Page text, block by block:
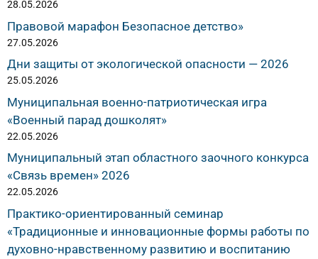
28.05.2026
Правовой марафон Безопасное детство»
27.05.2026
Дни защиты от экологической опасности — 2026
25.05.2026
Муниципальная военно-патриотическая игра
«Военный парад дошколят»
22.05.2026
Муниципальный этап областного заочного конкурса
«Связь времен» 2026
22.05.2026
Практико-ориентированный семинар
«Традиционные и инновационные формы работы по
духовно-нравственному развитию и воспитанию